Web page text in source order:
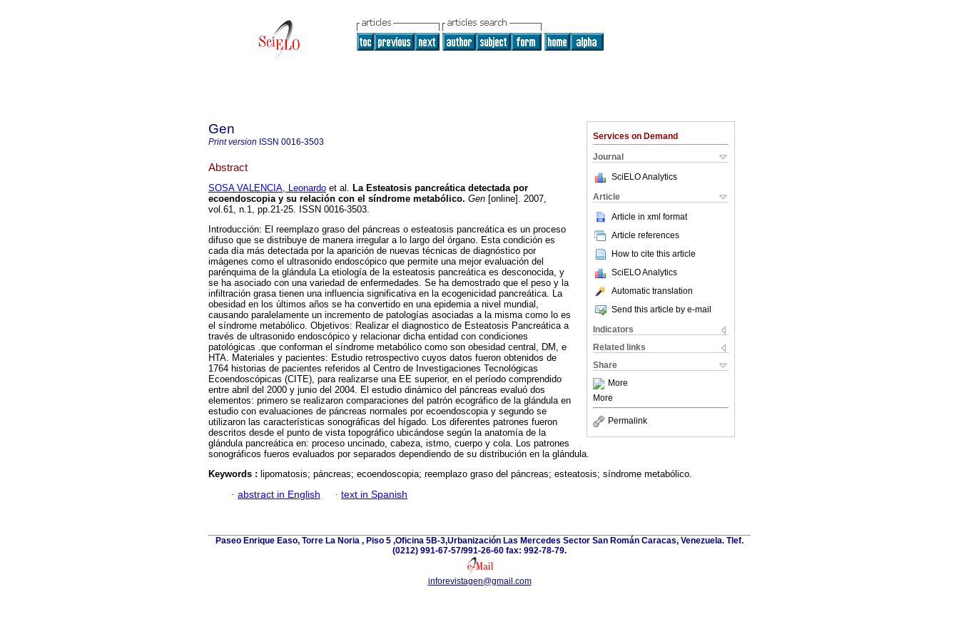
Services on Demand
Journal
SciELO Analytics
Article
Article in xml format
Article references
How to cite this article
SciELO Analytics
Automatic translation
Send this article by e-mail
Indicators
Related links
Share
More
More
Permalink
Gen
Print version ISSN 0016-3503
Abstract
SOSA VALENCIA, Leonardo et al. La Esteatosis pancreática detectada por
ecoendoscopia y su relación con el síndrome metabólico. Gen [online]. 2007,
vol.61, n.1, pp.21-25. ISSN 0016-3503.
Introducción: El reemplazo graso del páncreas o esteatosis pancreática es un proceso
difuso que se distribuye de manera irregular a lo largo del órgano. Esta condición es
cada día más detectada por la aparición de nuevas técnicas de diagnóstico por
imágenes como el ultrasonido endoscópico que permite una mejor evaluación del
parénquima de la glándula La etiología de la esteatosis pancreática es desconocida, y
se ha asociado con una variedad de enfermedades. Se ha demostrado que el peso y la
infiltración grasa tienen una influencia significativa en la ecogenicidad pancreática. La
obesidad en los últimos años se ha convertido en una epidemia a nivel mundial,
causando paralelamente un incremento de patologías asociadas a la misma como lo es
el síndrome metabólico. Objetivos: Realizar el diagnostico de Esteatosis Pancreática a
través de ultrasonido endoscópico y relacionar dicha entidad con condiciones
patológicas .que conforman el síndrome metabólico como son obesidad central, DM, e
HTA. Materiales y pacientes: Estudio retrospectivo cuyos datos fueron obtenidos de
1764 historias de pacientes referidos al Centro de Investigaciones Tecnológicas
Ecoendoscópicas (CITE), para realizarse una EE superior, en el período comprendido
entre abril del 2000 y junio del 2004. El estudio dinámico del páncreas evaluó dos
elementos: primero se realizaron comparaciones del patrón ecográfico de la glándula en
estudio con evaluaciones de páncreas normales por ecoendoscopia y segundo se
utilizaron las características sonográficas del hígado. Los diferentes patrones fueron
descritos desde el punto de vista topográfico ubicándose según la anatomía de la
glándula pancreática en: proceso uncinado, cabeza, istmo, cuerpo y cola. Los patrones
sonográficos fueros evaluados por separados dependiendo de su distribución en la glándula.
Keywords : lipomatosis; páncreas; ecoendoscopia; reemplazo graso del páncreas; esteatosis; síndrome metabólico.
· abstract in English · text in Spanish
Paseo Enrique Easo, Torre La Noria , Piso 5 ,Oficina 5B-3,Urbanización Las Mercedes Sector San Román Caracas, Venezuela. Tlef.
(0212) 991-67-57/991-26-60 fax: 992-78-79.
inforevistagen@gmail.com